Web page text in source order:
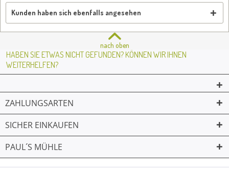
Kunden haben sich ebenfalls angesehen
nach oben
HABEN SIE ETWAS NICHT GEFUNDEN? KÖNNEN WIR IHNEN
WEITERHELFEN?
ZAHLUNGSARTEN
SICHER EINKAUFEN
PAUL´S MÜHLE